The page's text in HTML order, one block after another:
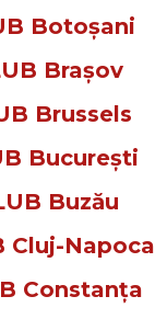
Botoșani
Brașov
Brussels
București
Buzău
Cluj-Napoca
Constanța